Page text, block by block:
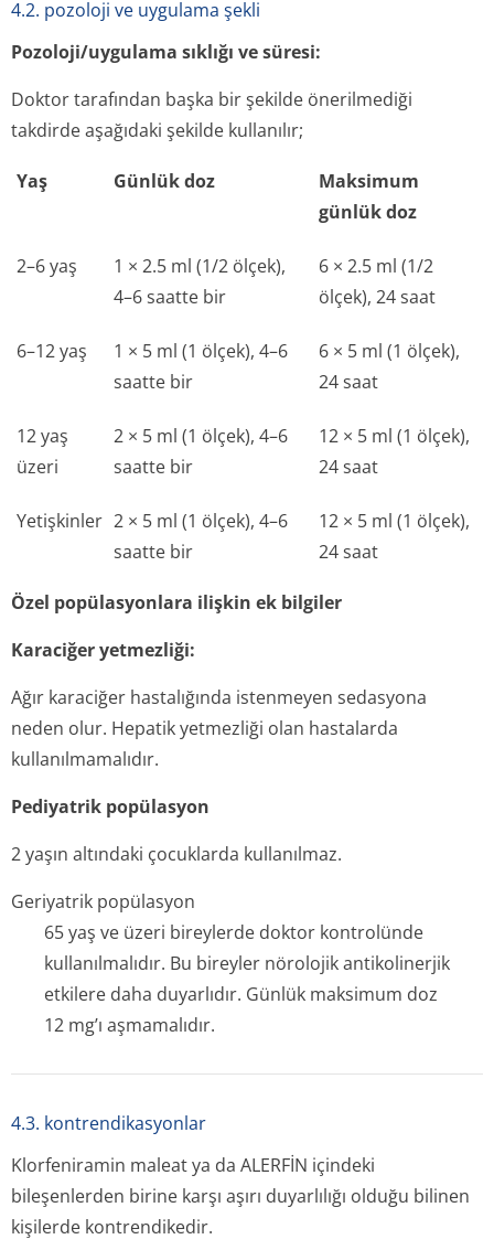
4.2. pozoloji ve uygulama şekli
Pozoloji/uygulama sıklığı ve süresi:
Doktor tarafından başka bir şekilde önerilmediği
takdirde aşağıdaki şekilde kullanılır;
Yaş Günlük doz
Maksimum
günlük doz
2–6 yaş
1 × 2.5 ml (1/2 ölçek),
4–6 saatte bir
6 × 2.5 ml (1/2
ölçek), 24 saat
6–12 yaş
1 × 5 ml (1 ölçek), 4–6
saatte bir
6 × 5 ml (1 ölçek),
24 saat
12 yaş
üzeri
2 × 5 ml (1 ölçek), 4–6
saatte bir
12 × 5 ml (1 ölçek),
24 saat
Yetişkinler 2 × 5 ml (1 ölçek), 4–6
saatte bir
12 × 5 ml (1 ölçek),
24 saat
Özel popülasyonlara ilişkin ek bilgiler
Karaciğer yetmezliği:
Ağır karaciğer hastalığında istenmeyen sedasyona
neden olur. Hepatik yetmezliği olan hastalarda
kullanılmamalıdır.
Pediyatrik popülasyon
2 yaşın altındaki çocuklarda kullanılmaz.
Geriyatrik popülasyon
65 yaş ve üzeri bireylerde doktor kontrolünde
kullanılmalıdır. Bu bireyler nörolojik antikolinerjik
etkilere daha duyarlıdır. Günlük maksimum doz
12 mg’ı aşmamalıdır.
4.3. kontrendikasyonlar
Klorfeniramin maleat ya da ALERFİN içindeki
bileşenlerden birine karşı aşırı duyarlılığı olduğu bilinen
kişilerde kontrendikedir.